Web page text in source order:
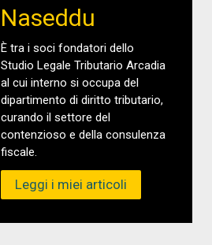
Naseddu
È tra i soci fondatori dello
Studio Legale Tributario Arcadia
al cui interno si occupa del
dipartimento di diritto tributario,
curando il settore del
contenzioso e della consulenza
fiscale.
Leggi i miei articoli